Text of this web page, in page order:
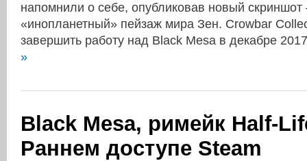
напомнили о себе, опубликовав новый
«инопланетный» пейзаж мира Зен. Crowbar
завершить работу над Black Mesa в декабре
»
Black Mesa, римейк Half-
Раннем доступе Steam